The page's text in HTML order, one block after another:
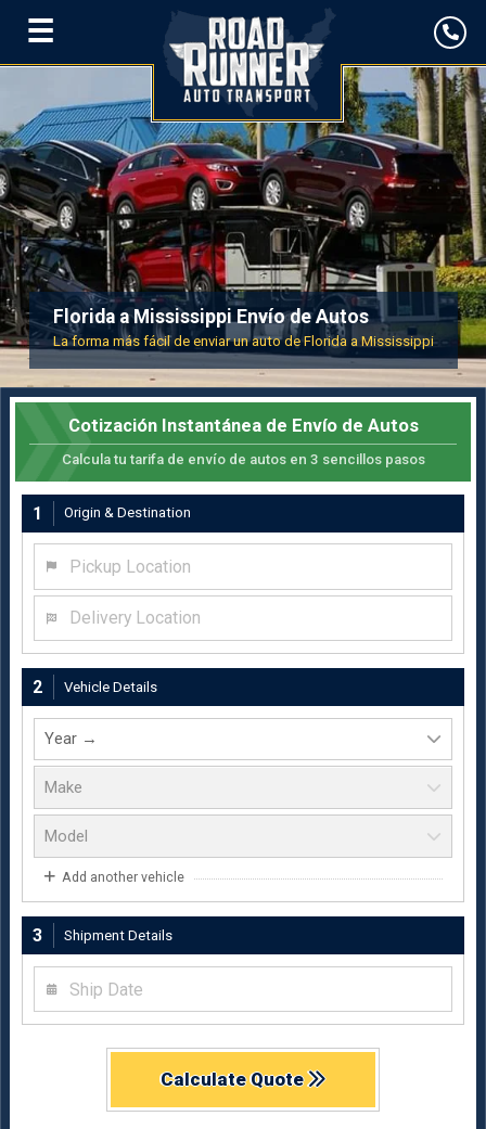
☰
Florida a Mississippi Envío de Autos
La forma más fácil de enviar un auto de Florida a Mississippi
Cotización Instantánea de Envío de Autos
Calcula tu tarifa de envío de autos en 3 sencillos pasos
1 Origin & Destination
2 Vehicle Details
Add another vehicle
3 Shipment Details
Calculate Quote